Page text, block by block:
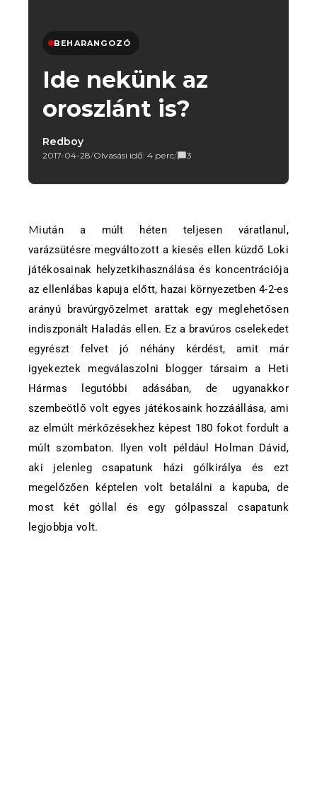
BEHARANGOZÓ
Ide nekünk az
oroszlánt is?
Redboy
2017-04-28/Olvasási idő: 4 perc/ 3
Miután a múlt héten teljesen váratlanul,
varázsütésre megváltozott a kiesés ellen küzdő Loki
játékosainak helyzetkihasználása és koncentrációja
az ellenlábas kapuja előtt, hazai környezetben 4-2-es
arányú bravúrgyőzelmet arattak egy meglehetősen
indiszponált Haladás ellen. Ez a bravúros cselekedet
egyrészt felvet jó néhány kérdést, amit már
igyekeztek megválaszolni blogger társaim a Heti
Hármas legutóbbi adásában, de ugyanakkor
szembeötlő volt egyes játékosaink hozzáállása, ami
az elmúlt mérkőzésekhez képest 180 fokot fordult a
múlt szombaton. Ilyen volt például Holman Dávid,
aki jelenleg csapatunk házi gólkirálya és ezt
megelőzően képtelen volt betalálni a kapuba, de
most két góllal és egy gólpasszal csapatunk
legjobbja volt.